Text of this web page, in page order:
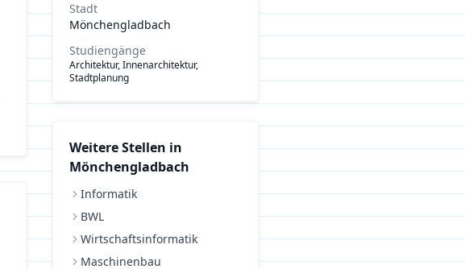
Stadt
Mönchengladbach
Studiengänge
Architektur, Innenarchitektur,
Stadtplanung
Weitere Stellen in
Mönchengladbach
Informatik
BWL
Wirtschaftsinformatik
Maschinenbau